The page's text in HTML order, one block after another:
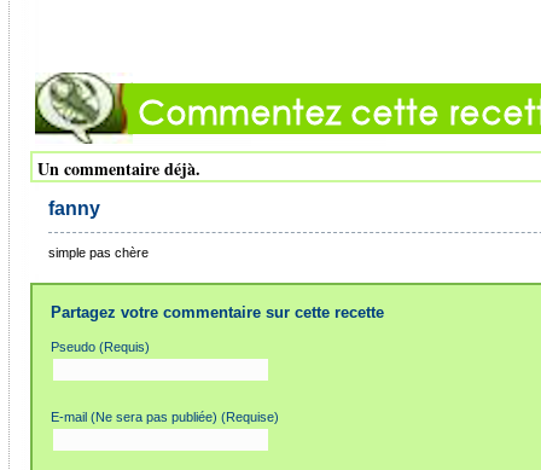
Un commentaire déjà.
fanny
simple pas chère
Partagez votre commentaire sur cette recette
Pseudo (Requis)
E-mail (Ne sera pas publiée) (Requise)